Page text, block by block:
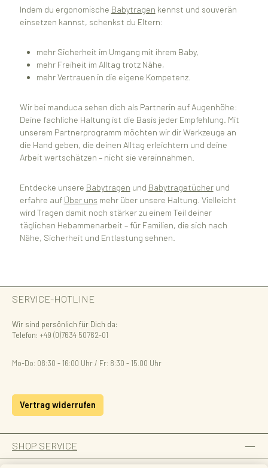
Indem du ergonomische Babytragen kennst und souverän
einsetzen kannst, schenkst du Eltern:
mehr Sicherheit im Umgang mit ihrem Baby,
mehr Freiheit im Alltag trotz Nähe,
mehr Vertrauen in die eigene Kompetenz.
Wir bei manduca sehen dich als Partnerin auf Augenhöhe:
Deine fachliche Haltung ist die Basis jeder Empfehlung. Mit
unserem Partnerprogramm möchten wir dir Werkzeuge an
die Hand geben, die deinen Alltag erleichtern und deine
Arbeit wertschätzen – nicht sie vereinnahmen.
Entdecke unsere Babytragen und Babytragetücherund
erfahre auf Über uns mehr über unsere Haltung. Vielleicht
wird Tragen damit noch stärker zu einem Teil deiner
täglichen Hebammenarbeit – für Familien, die sich nach
Nähe, Sicherheit und Entlastung sehnen.
SERVICE-HOTLINE
Wir sind persönlich für Dich da:
Telefon: +49 (0)7634 50762-01
Mo-Do: 08:30 - 16:00 Uhr / Fr: 8:30 - 15.00 Uhr
Vertrag widerrufen
SHOP SERVICE